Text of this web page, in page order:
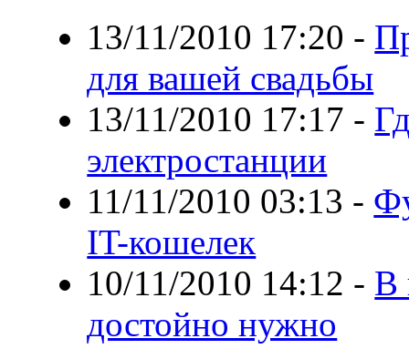
13/11/2010 17:20 -
для вашей свадьбы
13/11/2010 17:17 -
электростанции
11/11/2010 03:13 -
IT-кошелек
10/11/2010 14:12 - В
достойно нужно